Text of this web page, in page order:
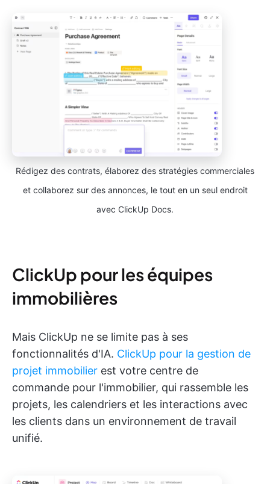
Rédigez des contrats, élaborez des stratégies commerciales
et collaborez sur des annonces, le tout en un seul endroit
avec ClickUp Docs.
ClickUp pour les équipes
immobilières
Mais ClickUp ne se limite pas à ses
fonctionnalités d'IA. ClickUp pour la gestion de
projet immobilier est votre centre de
commande pour l'immobilier, qui rassemble les
projets, les calendriers et les interactions avec
les clients dans un environnement de travail
unifié.